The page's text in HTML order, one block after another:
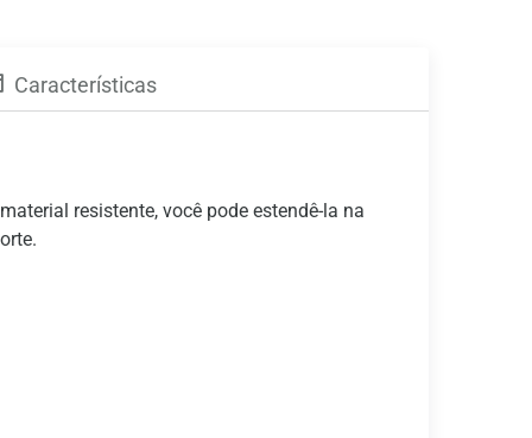
Características
resistente, você pode estendê-la na